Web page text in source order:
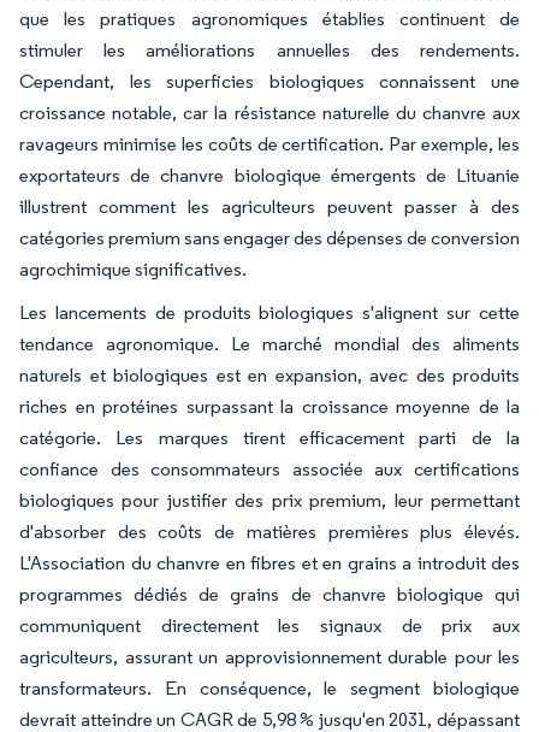
que les pratiques agronomiques établies continuent de
stimuler les améliorations annuelles des rendements.
Cependant, les superficies biologiques connaissent une
croissance notable, car la résistance naturelle du chanvre aux
ravageurs minimise les coûts de certification. Par exemple, les
exportateurs de chanvre biologique émergents de Lituanie
illustrent comment les agriculteurs peuvent passer à des
catégories premium sans engager des dépenses de conversion
agrochimique significatives.
Les lancements de produits biologiques s'alignent sur cette
tendance agronomique. Le marché mondial des aliments
naturels et biologiques est en expansion, avec des produits
riches en protéines surpassant la croissance moyenne de la
catégorie. Les marques tirent efficacement parti de la
confiance des consommateurs associée aux certifications
biologiques pour justifier des prix premium, leur permettant
d'absorber des coûts de matières premières plus élevés.
L'Association du chanvre en fibres et en grains a introduit des
programmes dédiés de grains de chanvre biologique qui
communiquent directement les signaux de prix aux
agriculteurs, assurant un approvisionnement durable pour les
transformateurs. En conséquence, le segment biologique
devrait atteindre un CAGR de 5,98 % jusqu'en 2031, dépassant